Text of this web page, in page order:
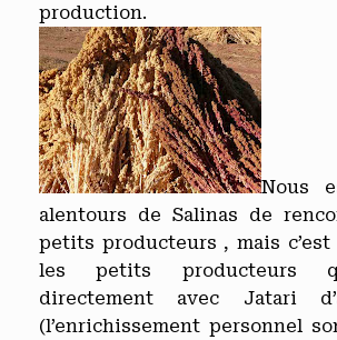
production.
Nous
alentours de Salinas de
petits producteurs , mais
les petits producteurs
directement avec Jatari
(l’enrichissement personnel